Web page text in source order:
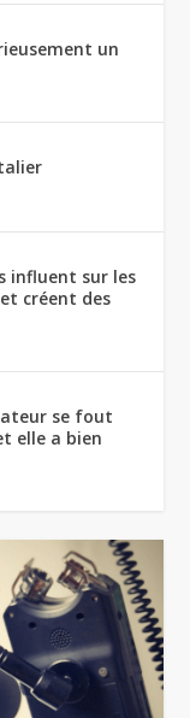
un
influent sur les
créent des
se fout
elle a bien